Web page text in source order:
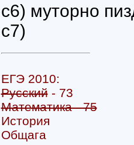
c6) муторно
с7)
ЕГЭ 2010:
Русский- 73
Математика - 75
История
Общага